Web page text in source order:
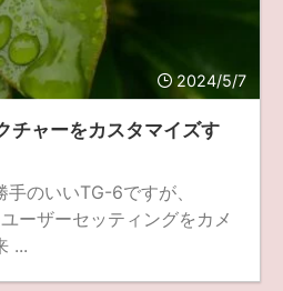
2024/5/7
ャーをカスタマイズす
のいいTG-6ですが、
ーザーセッティングをカメ
...